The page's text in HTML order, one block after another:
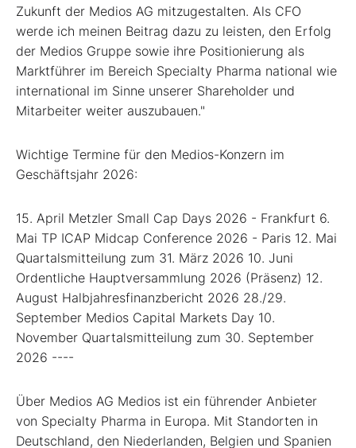
Zukunft der Medios AG mitzugestalten. Als CFO
werde ich meinen Beitrag dazu zu leisten, den Erfolg
der Medios Gruppe sowie ihre Positionierung als
Marktführer im Bereich Specialty Pharma national wie
international im Sinne unserer Shareholder und
Mitarbeiter weiter auszubauen."
Wichtige Termine für den Medios-Konzern im
Geschäftsjahr 2026:
15. April Metzler Small Cap Days 2026 - Frankfurt 6.
Mai TP ICAP Midcap Conference 2026 - Paris 12. Mai
Quartalsmitteilung zum 31. März 2026 10. Juni
Ordentliche Hauptversammlung 2026 (Präsenz) 12.
August Halbjahresfinanzbericht 2026 28./29.
September Medios Capital Markets Day 10.
November Quartalsmitteilung zum 30. September
2026 ----
Über Medios AG Medios ist ein führender Anbieter
von Specialty Pharma in Europa. Mit Standorten in
Deutschland, den Niederlanden, Belgien und Spanien